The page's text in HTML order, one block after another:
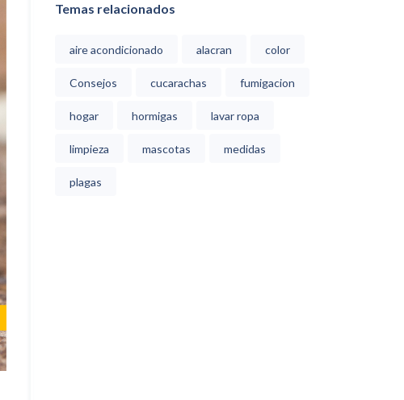
Temas relacionados
aire acondicionado alacran color
Consejos cucarachas fumigacion
hogar hormigas lavar ropa
limpieza mascotas medidas
plagas